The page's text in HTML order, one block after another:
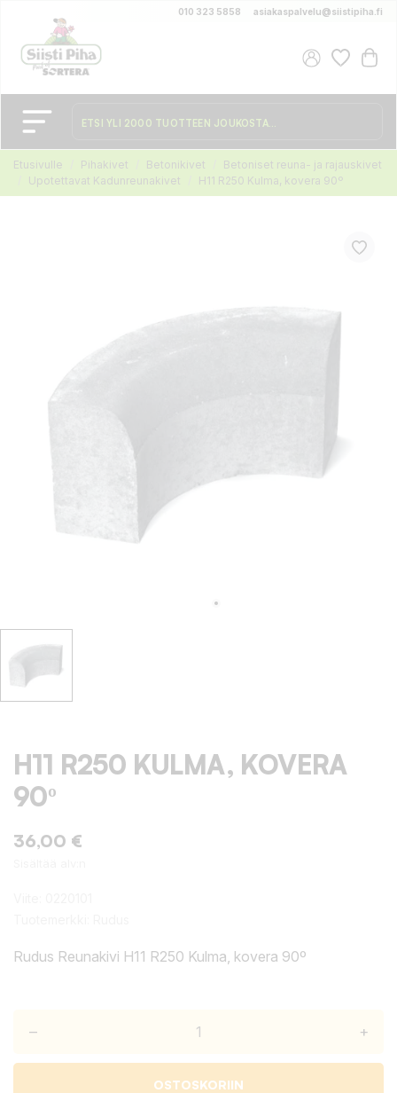
010 323 5858 asiakaspalvelu@siistipiha.fi
Etusivulle Pihakivet Betonikivet
Betoniset reuna- ja rajauskivet
Upotettavat Kadunreunakivet
H11 R250 Kulma, kovera 90º
H11 R250 KULMA, KOVERA
90º
36,00 €
Rudus Reunakivi H11 R250 Kulma, kovera 90º
– +
OSTOSKORIIN